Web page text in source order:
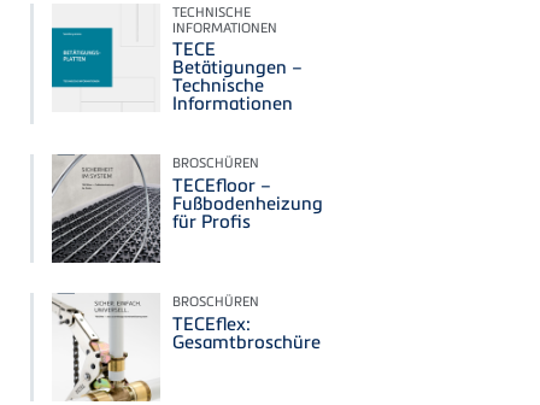
TECHNISCHE
INFORMATIONEN
TECE
Betätigungen –
Technische
Informationen
BROSCHÜREN
TECEfloor –
Fußbodenheizung
für Profis
BROSCHÜREN
TECEflex:
Gesamtbroschüre